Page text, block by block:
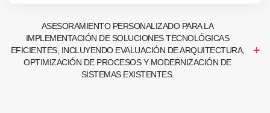
ASESORAMIENTO PERSONALIZADO PARA LA
IMPLEMENTACIÓN DE SOLUCIONES TECNOLÓGICAS
EFICIENTES, INCLUYENDO EVALUACIÓN DE ARQUITECTURA,
OPTIMIZACIÓN DE PROCESOS Y MODERNIZACIÓN DE
SISTEMAS EXISTENTES.